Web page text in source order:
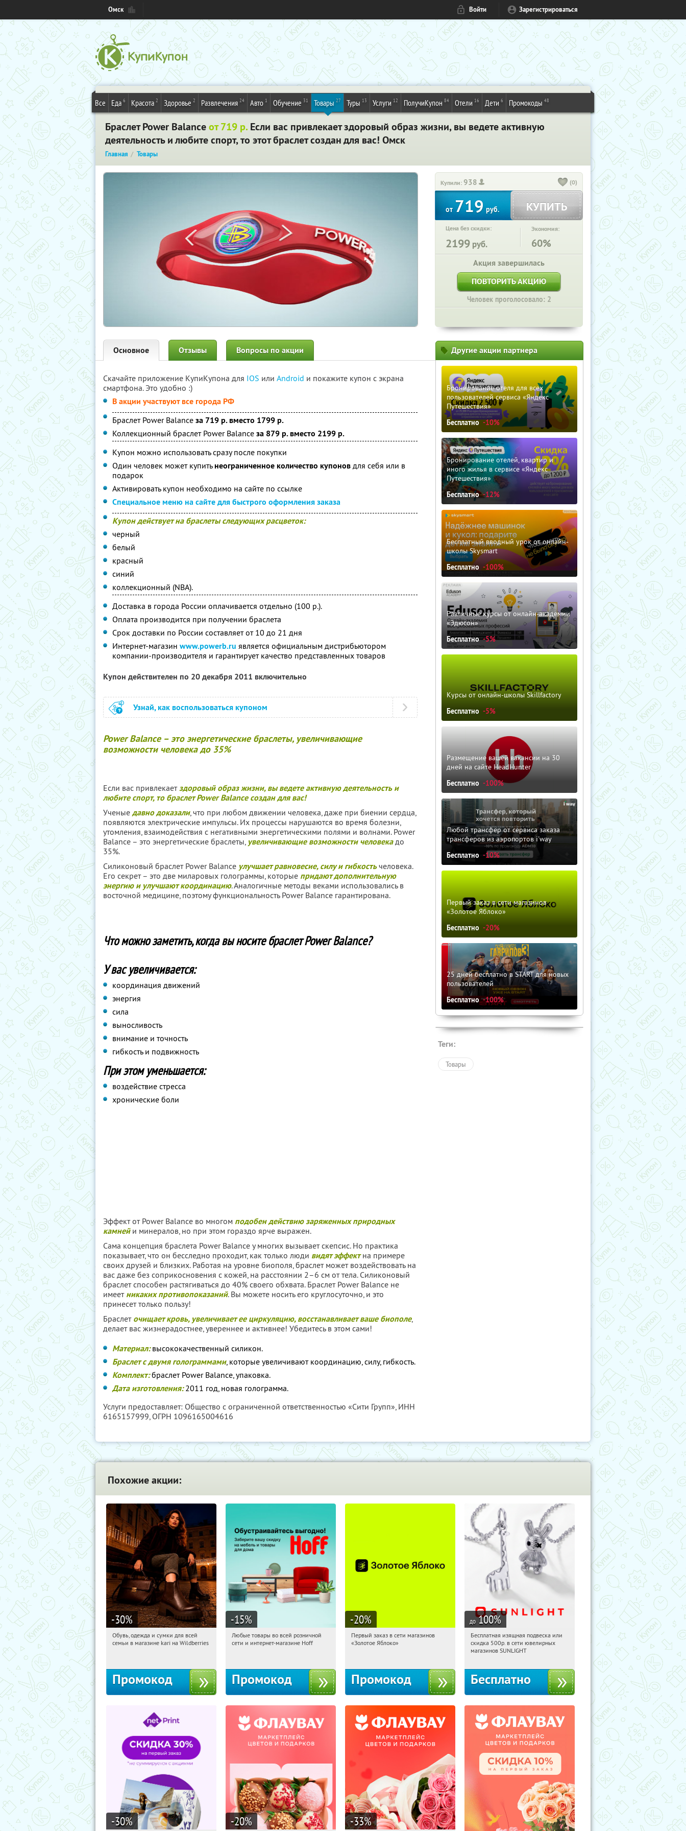
Омск Войти Зарегистрироваться
Все Еда 6 Красота 2 Здоровье 2 Развлечения 24 Авто 1 Обучение 31 Товары 27 Туры 13 Услуги 12 ПолучиКупон 84 Отели 16 Дети 6 Промокоды 48
Браслет Power Balanceот 719 р. Если вас привлекает здоровый образ жизни, вы ведете активную
деятельность и любите спорт, то этот браслет создан для вас! Омск
Главная Товары
Купили:938 (0)
от719руб. КУПИТЬ
Цена без скидки:
2199 руб.
Экономия:
60%
Акция завершилась
ПОВТОРИТЬ АКЦИЮ
Человек проголосовало: 2
Основное Отзывы Вопросы по акции
Скачайте приложение КупиКупона для IOS или Android и покажите купон с экрана
смартфона. Это удобно :)
В акции участвуют все города РФ
Браслет Power Balance за 719 р. вместо 1799 р.
Коллекционный браслет Power Balance за 879 р. вместо 2199 р.
Купон можно использовать сразу после покупки
Один человек может купитьнеограниченное количество купонов для себя или в
подарок
Активировать купон необходимо на сайте по ссылке
Специальное меню на сайте для быстрого оформления заказа
Купон действует на браслеты следующих расцветок:
черный
белый
красный
синий
коллекционный (NBA).
Доставка в города России оплачивается отдельно (100 р.).
Оплата производится при получении браслета
Срок доставки по России составляет от 10 до 21 дня
Интернет-магазин www.powerb.ru является официальным дистрибьютором
компании-производителя и гарантирует качество представленных товаров
Купон действителен по 20 декабря 2011 включительно
Узнай, как воспользоваться купоном
Power Balance – это энергетические браслеты, увеличивающие
возможности человека до 35%
Если вас привлекаетздоровый образ жизни, вы ведетеактивную деятельность и
любите спорт, то браслет Power Balance создан для вас!
Ученые давно доказали, что при любом движении человека, даже при биении сердца,
появляются электрические импульсы. Их процессы нарушаются во время болезни,
утомления, взаимодействия с негативными энергетическими полями и волнами. Power
Balance – это энергетические браслеты, увеличивающие возможности человекадо
35%.
Силиконовый браслет Power Balance улучшает равновесие, силу и гибкостьчеловека.
Его секрет – это две миларовых голограммы, которые придают дополнительную
энергию и улучшают координацию. Аналогичные методы веками использовались в
восточной медицине, поэтому функциональность Power Balance гарантирована.
Что можно заметить, когда вы носите браслет Power Balance?
У вас увеличивается:
координация движений
энергия
сила
выносливость
внимание и точность
гибкость и подвижность
При этом уменьшается:
воздействие стресса
хронические боли
Эффект от Power Balance во многом подобен действию заряженных природных
камнейи минералов, но при этом гораздо ярче выражен.
Сама концепция браслета Power Balance у многих вызывает скепсис. Но практика
показывает, что он бесследно проходит, как только люди видят эффектна примере
своих друзей и близких. Работая на уровне биополя, браслет может воздействовать на
вас даже без соприкосновения с кожей, на расстоянии 2–6 см от тела. Силиконовый
браслет способен растягиваться до 40% своего обхвата. Браслет Power Balance не
имеет никаких противопоказаний. Вы можете носить его круглосуточно, и это
принесет только пользу!
Браслет очищает кровь, увеличивает ее циркуляцию, восстанавливает ваше биополе,
делает вас жизнерадостнее, увереннее и активнее! Убедитесь в этом сами!
Материал:высококачественный силикон.
Браслет с двумя голограммами, которые увеличивают координацию, силу, гибкость.
Комплект:браслет Power Balance, упаковка.
Дата изготовления:2011 год, новая голограмма.
Услуги предоставляет: Общество с ограниченной ответственностью «Сити Групп», ИНН
6165157999, ОГРН 1096165004616
Другие акции партнера
Бронирование отеля для всех
пользователей сервиса «Яндекс
Путешествия»
Бесплатно -10%
Бронирование отелей, квартир и
иного жилья в сервисе «Яндекс
Путешествия»
Бесплатно -12%
Бесплатный вводный урок от онлайн-
школы Skysmart
Бесплатно -100%
Различные курсы от онлайн-академии
«Эдюсон»
Бесплатно -5%
Курсы от онлайн-школы Skillfactory
Бесплатно -5%
Размещение вашей вакансии на 30
дней на сайте HeadHunter
Бесплатно -100%
Любой трансфер от сервиса заказа
трансферов из аэропортов i'way
Бесплатно -10%
Первый заказ в сети магазинов
«Золотое Яблоко»
Бесплатно -20%
25 дней бесплатно в START для новых
пользователей
Бесплатно -100%
Теги:
Товары
Похожие акции:
-30%
20:25:57 Получили:
Обувь, одежда и сумки для всей
семьи в магазине kari на Wildberries
Промокод
-15%
20:25:57 Получили:
Любые товары во всей розничной
сети и интернет-магазине Hoff
Промокод
-20%
20:25:57
Получи первым!
Первый заказ в сети магазинов
«Золотое Яблоко»
Промокод
до 100%
20:25:57 Получили:
Россия
Бесплатная изящная подвеска или
скидка 500р. в сети ювелирных
магазинов SUNLIGHT
Бесплатно
-30% -20% -33%